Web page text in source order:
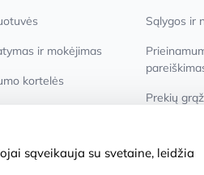
ir mokėjimas
kortelės
Sąlygos ir
Prekių
sąveikauja su svetaine, leidžia